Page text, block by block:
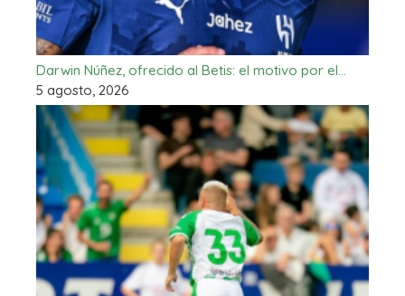
Darwin Núñez, ofrecido al Betis: el motivo por el…
5 agosto, 2026